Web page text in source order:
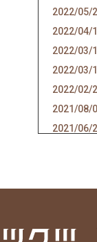
2022/05/
2022/04/
2022/03/
2022/03/
2022/02/
2021/08/
2021/06/
2021/04/
2021/04/